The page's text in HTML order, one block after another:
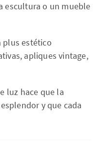
escultura o un mueble
plus estético
apliques vintage,
luz hace que la
y que cada